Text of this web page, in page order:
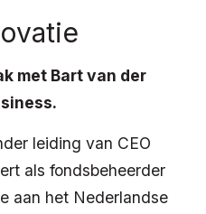
met Bart van der
leiding van CEO
als fondsbeheerder
aan het Nederlandse